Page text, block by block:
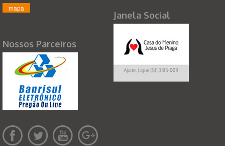
mapa
Nossos Parceiros
Janela Social